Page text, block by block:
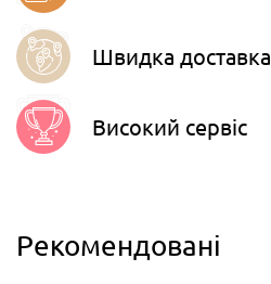
Швидка доставка
Високий сервіс
Рекомендовані